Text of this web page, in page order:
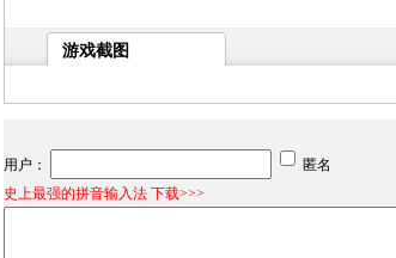
游戏截图
用户：
匿名
史上最强的拼音输入法 下载>>>